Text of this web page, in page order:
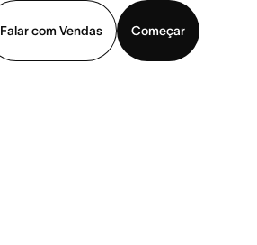
Falar com Vendas
Começar